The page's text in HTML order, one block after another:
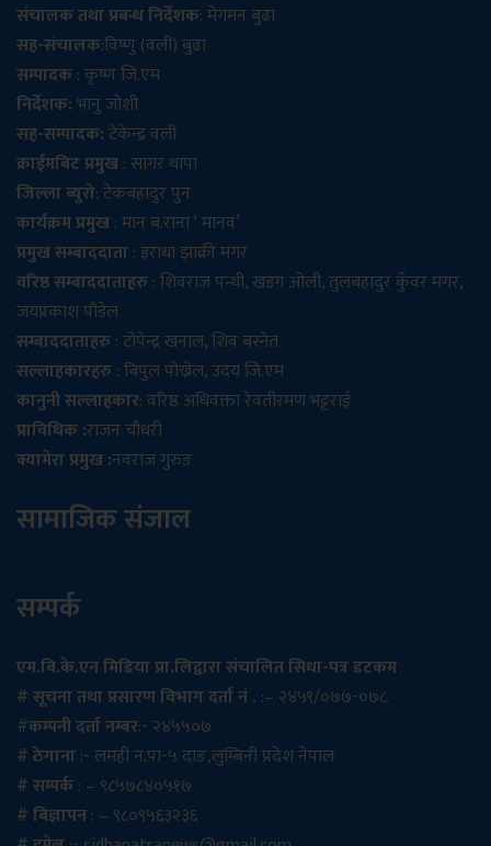
संचालक तथा प्रबन्ध निर्देशक: मेगमन बुढा
सह-संचालक:विष्णु (वली) बुढा
सम्पादक: कृष्ण जि.एम
निर्देशक:भानु जोशी
सह-सम्पादक:टेकेन्द्र वली
क्राईमबिट प्रमुख: सागर थापा
जिल्ला ब्युरो: टेकबहादुर पुन
कार्यक्रम प्रमुख: मान ब.राना ‘ मानव’
प्रमुख सम्बाददाता: इराधा झाक्री मगर
वरिष्ठ सम्बाददाताहरु: शिवराज पन्थी, खडग ओली, तुलबहादुर कुँवर मगर,
जयप्रकाश पौडेल
सम्बाददाताहरु: टोपेन्द्र खनाल, शिव बस्नेत
सल्लाहकारहरु: बिपुल पोख्रेल, उदय जि.एम
कानुनी सल्लाहकार: वरिष्ठ अधिवक्ता रेवतीरमण भट्टराई
प्राविधिक :राजन चौधरी
क्यामेरा प्रमुख :नवराज गुरुङ
सामाजिक संजाल
सम्पर्क
एम.बि.के.एन मिडिया प्रा.लिद्वारा संचालित सिधा-पत्र डटकम
# सूचना तथा प्रसारण विभाग दर्ता नं . :– २४५९/०७७-०७८
#कम्पनी दर्ता नम्बर:- २४५५०७
# ठेगाना:- लमही न.पा-५ दाङ,लुम्बिनी प्रदेश नेपाल
# सम्पर्क: – ९८५७८४०५१७
# बिज्ञापन: – ९८०९५६३२३६